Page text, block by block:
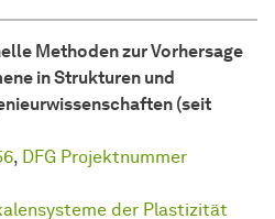
Methoden zur Vorhersage
in Strukturen und
(seit
, DFG Projektnummer
der Plastizität